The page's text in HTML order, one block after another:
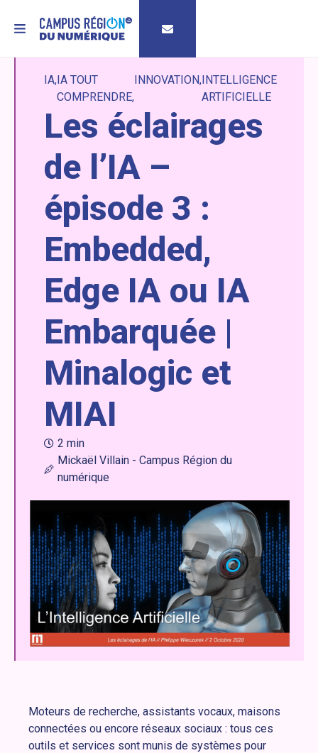
MENU
IA IA TOUT
COMPRENDRE
INNOVATION INTELLIGENCE
ARTIFICIELLE
Les éclairages
de l’IA –
épisode 3 :
Embedded,
Edge IA ou IA
Embarquée |
Minalogic et
MIAI
2 min
Mickaël Villain - Campus Région du
numérique
Moteurs de recherche, assistants vocaux, maisons
connectées ou encore réseaux sociaux : tous ces
outils et services sont munis de systèmes pour